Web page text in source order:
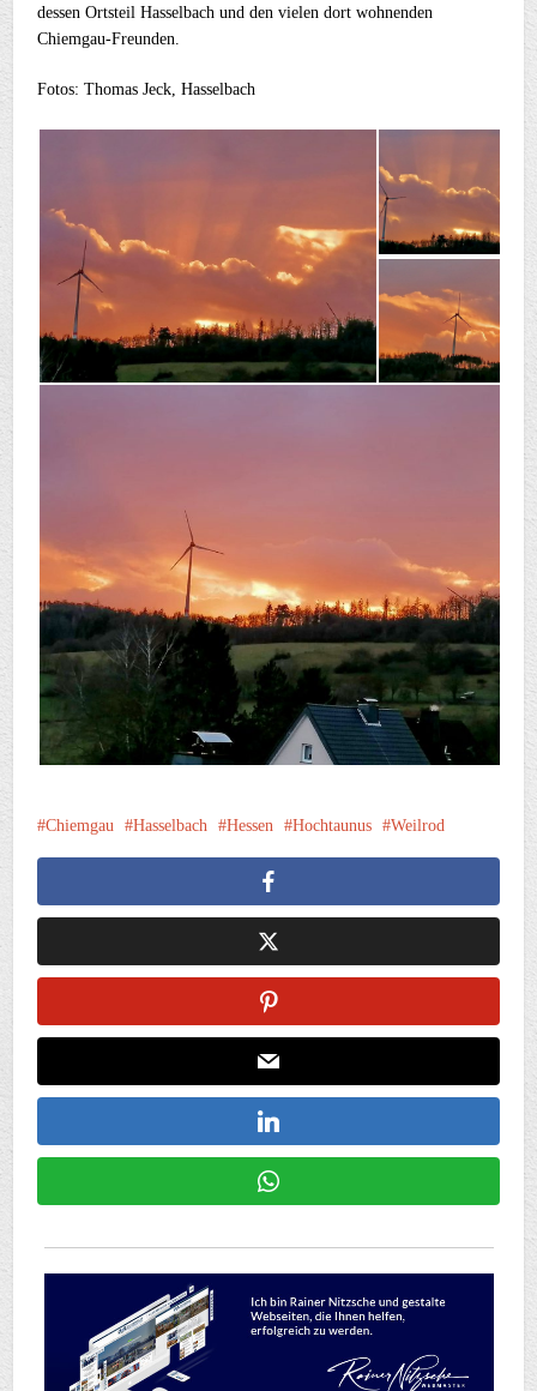
dessen Ortsteil Hasselbach und den vielen dort wohnenden
Chiemgau-Freunden.
Fotos: Thomas Jeck, Hasselbach
Chiemgau Hasselbach Hessen Hochtaunus Weilrod